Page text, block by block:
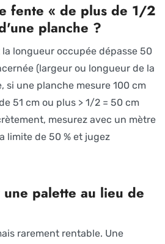
fente « de plus de 1/2
planche ?
longueur occupée dépasse 50
(largeur ou longueur de la
si une planche mesure 100 cm
51 cm ou plus > 1/2 = 50 cm
mesurez avec un mètre
limite de 50 % et jugez
palette au lieu de
rarement rentable. Une